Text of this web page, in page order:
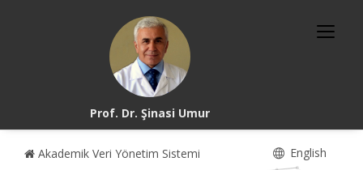
Prof. Dr. Şinasi Umur
Akademik Veri Yönetim Sistemi English